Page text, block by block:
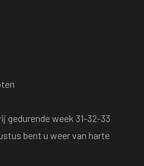
gedurende week 31-32-33
bent u weer van harte